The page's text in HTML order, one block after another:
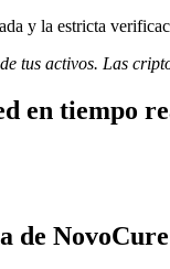
y la estricta
tus activos. Las
en tiempo
de